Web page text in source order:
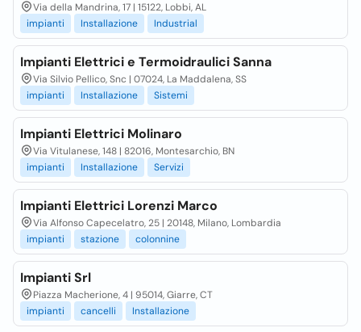
Via della Mandrina, 17 | 15122, Lobbi, AL
impianti
Installazione Industrial
Impianti Elettrici e Termoidraulici Sanna
Via Silvio Pellico, Snc | 07024, La Maddalena, SS
impianti
Installazione Sistemi
Impianti Elettrici Molinaro
Via Vitulanese, 148 | 82016, Montesarchio, BN
impianti
Installazione Servizi
Impianti Elettrici Lorenzi Marco
Via Alfonso Capecelatro, 25 | 20148, Milano, Lombardia
impianti
stazione colonnine
Impianti Srl
Piazza Macherione, 4 | 95014, Giarre, CT
impianti
cancelli Installazione